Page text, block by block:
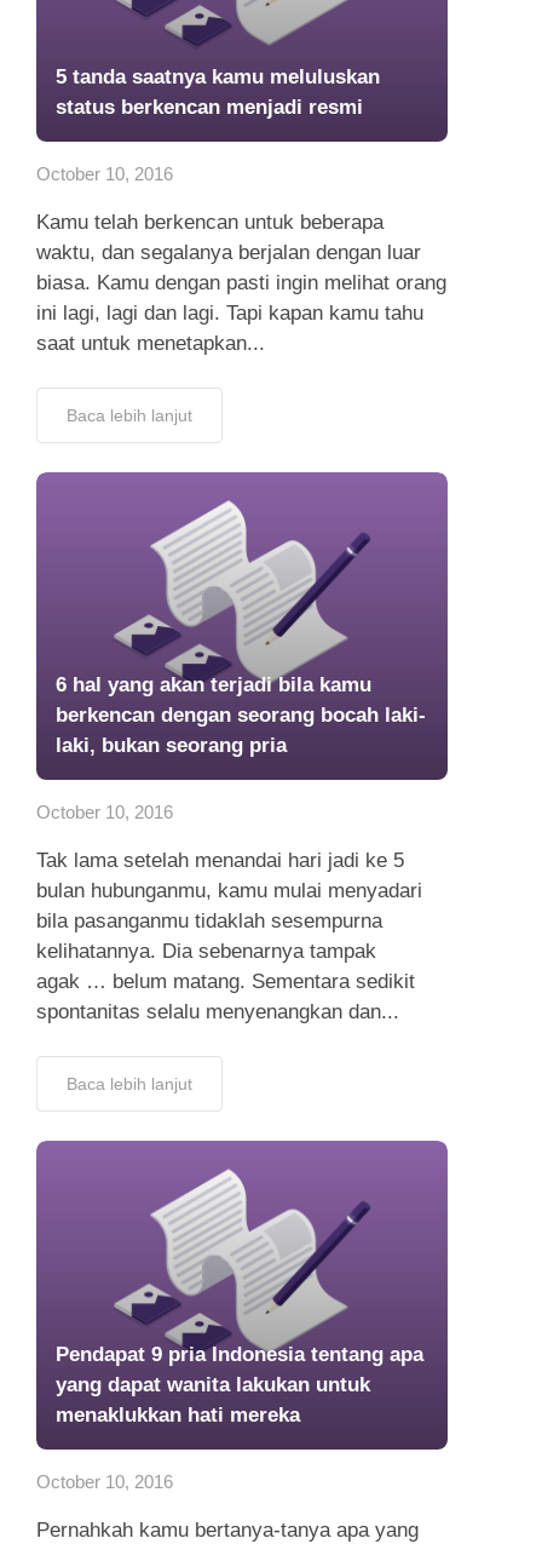
5 tanda saatnya kamu meluluskan
status berkencan menjadi resmi
October 10, 2016
Kamu telah berkencan untuk beberapa
waktu, dan segalanya berjalan dengan luar
biasa. Kamu dengan pasti ingin melihat orang
ini lagi, lagi dan lagi. Tapi kapan kamu tahu
saat untuk menetapkan...
Baca lebih lanjut
6 hal yang akan terjadi bila kamu
berkencan dengan seorang bocah laki-
laki, bukan seorang pria
October 10, 2016
Tak lama setelah menandai hari jadi ke 5
bulan hubunganmu, kamu mulai menyadari
bila pasanganmu tidaklah sesempurna
kelihatannya. Dia sebenarnya tampak
agak … belum matang. Sementara sedikit
spontanitas selalu menyenangkan dan...
Baca lebih lanjut
Pendapat 9 pria Indonesia tentang apa
yang dapat wanita lakukan untuk
menaklukkan hati mereka
October 10, 2016
Pernahkah kamu bertanya-tanya apa yang